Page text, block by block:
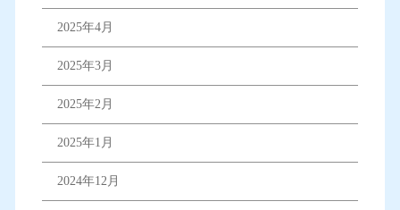
2025年4月
2025年3月
2025年2月
2025年1月
2024年12月